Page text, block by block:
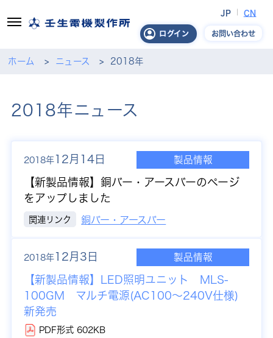
ログイン
JP CN
お問い合わせ
ホーム ニュース 2018年
2018年ニュース
2018年12月14日 製品情報
【新製品情報】 銅バー・アースバーのページ
をアップしました
関連リンク 銅バー・アースバー
2018年12月3日 製品情報
【新製品情報】
LED照明ユニット MLS-
100GM マルチ電源(AC100～240V仕様)
新発売
PDF形式 602KB